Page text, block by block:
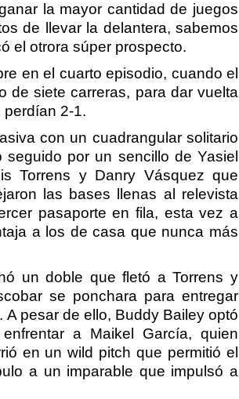
la mayor cantidad de juegos
de llevar la delantera, sabemos
el otrora súper prospecto.
en el cuarto episodio, cuando el
de siete carreras, para dar vuelta
perdían 2-1.
con un cuadrangular solitario
por un sencillo de Yasiel
Torrens y Danry Vásquez que
las bases llenas al relevista
pasaporte en fila, esta vez a
a los de casa que nunca más
un doble que fletó a Torrens y
se ponchara para entregar
pesar de ello, Buddy Bailey optó
a Maikel García, quien
en un wild pitch que permitió el
a un imparable que impulsó a